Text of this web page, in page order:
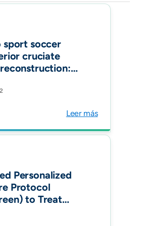
sport soccer
cruciate
Leer más
Personalized
Protocol
to Treat
Study